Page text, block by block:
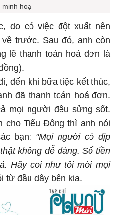
minh hoạ
do có việc đột xuất nên
trước. Sau đó, anh còn
lẽ thanh toán hoá đơn là
đến khi bữa tiệc kết thúc,
đã thanh toán hoá đơn.
mọi người đều sửng sốt.
cho Tiểu Đông thì anh nói
bạn: "Mọi người có dịp
không dễ dàng. Số tiền
Hãy coi như tôi mời mọi
từ đầu dây bên kia.